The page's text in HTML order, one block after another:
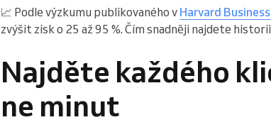
📈 Podle výzkumu publikovaného v Harvard
zvýšit zisk o 25 až 95 %. Čím snadněji najdete
Najděte každého
ne minut